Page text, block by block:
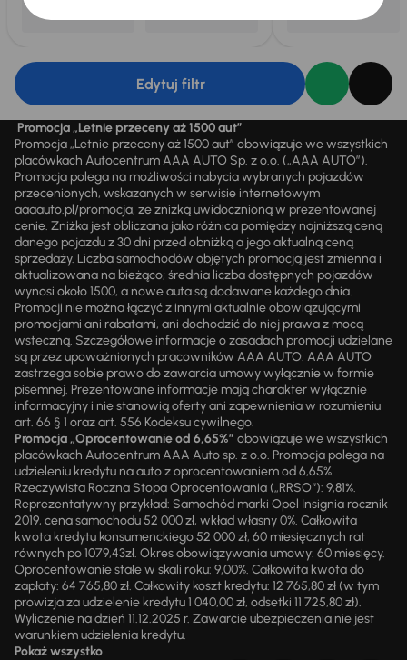
Edytuj filtr
Promocja „Letnie przeceny aż 1500 aut”
Promocja „Letnie przeceny aż 1500 aut” obowiązuje we wszystkich
placówkach Autocentrum AAA AUTO Sp. z o.o. („AAA AUTO”).
Promocja polega na możliwości nabycia wybranych pojazdów
przecenionych, wskazanych w serwisie internetowym
aaaauto.pl/promocja, ze zniżką uwidocznioną w prezentowanej
cenie. Zniżka jest obliczana jako różnica pomiędzy najniższą ceną
danego pojazdu z 30 dni przed obniżką a jego aktualną ceną
sprzedaży. Liczba samochodów objętych promocją jest zmienna i
aktualizowana na bieżąco; średnia liczba dostępnych pojazdów
wynosi około 1500, a nowe auta są dodawane każdego dnia.
Promocji nie można łączyć z innymi aktualnie obowiązującymi
promocjami ani rabatami, ani dochodzić do niej prawa z mocą
wsteczną. Szczegółowe informacje o zasadach promocji udzielane
są przez upoważnionych pracowników AAA AUTO. AAA AUTO
zastrzega sobie prawo do zawarcia umowy wyłącznie w formie
pisemnej. Prezentowane informacje mają charakter wyłącznie
informacyjny i nie stanowią oferty ani zapewnienia w rozumieniu
art. 66 § 1 oraz art. 556 Kodeksu cywilnego.
Promocja „Oprocentowanie od 6,65%” obowiązuje we wszystkich
placówkach Autocentrum AAA Auto sp. z o.o. Promocja polega na
udzieleniu kredytu na auto z oprocentowaniem od 6,65%.
Rzeczywista Roczna Stopa Oprocentowania („RRSO“): 9,81%.
Reprezentatywny przykład: Samochód marki Opel Insignia rocznik
2019, cena samochodu 52 000 zł, wkład własny 0%. Całkowita
kwota kredytu konsumenckiego 52 000 zł, 60 miesięcznych rat
równych po 1079,43zł. Okres obowiązywania umowy: 60 miesięcy.
Oprocentowanie stałe w skali roku: 9,00%. Całkowita kwota do
zapłaty: 64 765,80 zł. Całkowity koszt kredytu: 12 765,80 zł (w tym
prowizja za udzielenie kredytu 1 040,00 zł, odsetki 11 725,80 zł).
Wyliczenie na dzień 11.12.2025 r. Zawarcie ubezpieczenia nie jest
warunkiem udzielenia kredytu.
Pokaż wszystko